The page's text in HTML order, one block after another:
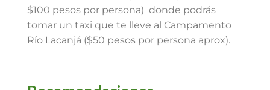
$100 pesos por persona) donde podrás
tomar un taxi que te lleve al Campamento
Río Lacanjá ($50 pesos por persona aprox).